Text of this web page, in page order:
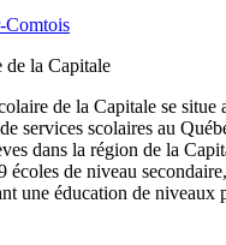
Comtois
de la Capitale se situe
services scolaires au
dans la région de la
écoles de niveau
une éducation de niveaux